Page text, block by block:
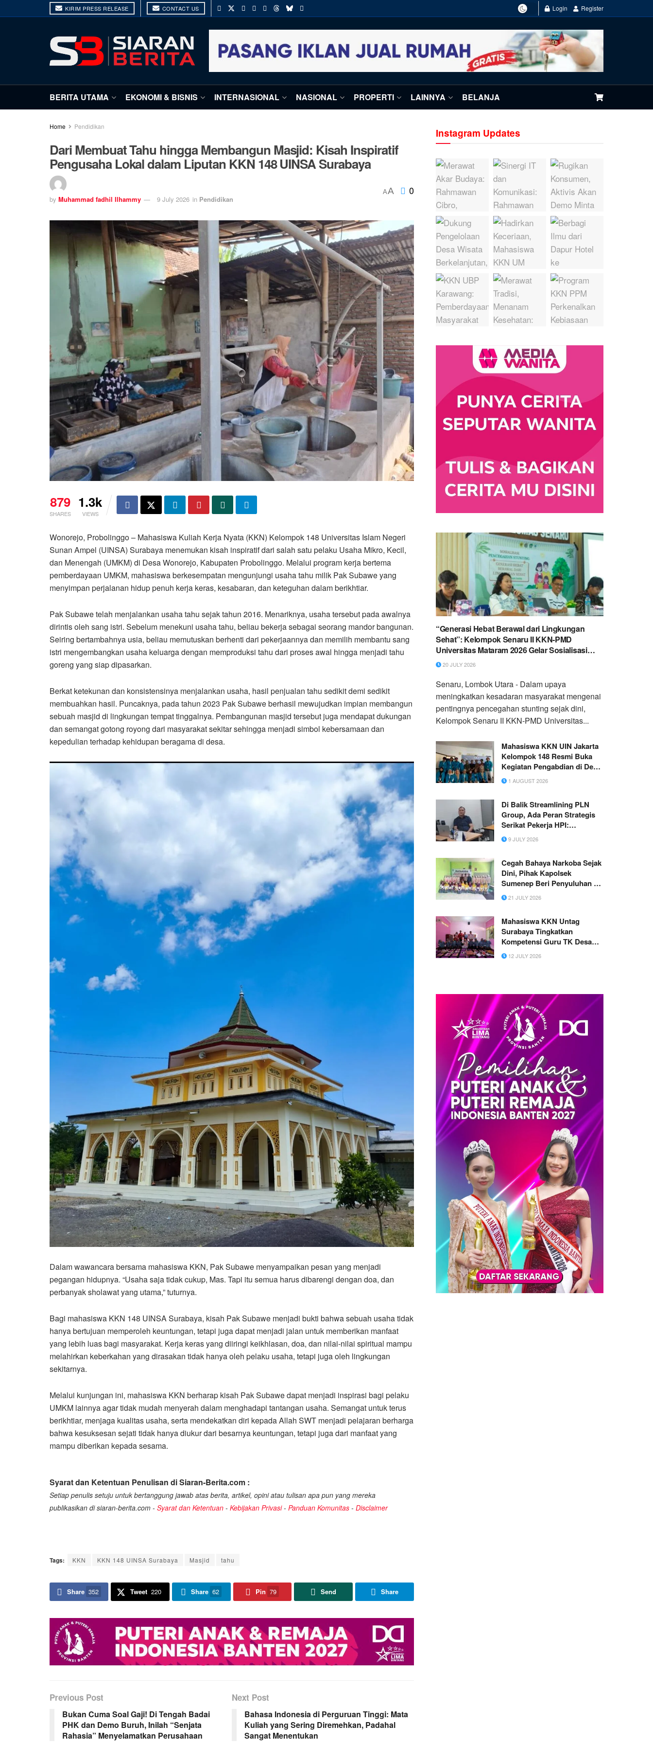
KIRIM PRESS RELEASE CONTACT US Login Register
BERITA UTAMA EKONOMI & BISNIS INTERNASIONAL NASIONAL PROPERTI LAINNYA BELANJA
Home Pendidikan
Dari Membuat Tahu hingga Membangun Masjid: Kisah Inspiratif
Pengusaha Lokal dalam Liputan KKN 148 UINSA Surabaya
by Muhammad fadhil Ilhammy 9 July 2026 in Pendidikan
AA 0
879
SHARES
1.3k
VIEWS
Wonorejo, Probolinggo – Mahasiswa Kuliah Kerja Nyata (KKN) Kelompok 148 Universitas Islam Negeri
Sunan Ampel (UINSA) Surabaya menemukan kisah inspiratif dari salah satu pelaku Usaha Mikro, Kecil,
dan Menengah (UMKM) di Desa Wonorejo, Kabupaten Probolinggo. Melalui program kerja bertema
pemberdayaan UMKM, mahasiswa berkesempatan mengunjungi usaha tahu milik Pak Subawe yang
menyimpan perjalanan hidup penuh kerja keras, kesabaran, dan keteguhan dalam berikhtiar.
Pak Subawe telah menjalankan usaha tahu sejak tahun 2016. Menariknya, usaha tersebut pada awalnya
dirintis oleh sang istri. Sebelum menekuni usaha tahu, beliau bekerja sebagai seorang mandor bangunan.
Seiring bertambahnya usia, beliau memutuskan berhenti dari pekerjaannya dan memilih membantu sang
istri mengembangkan usaha keluarga dengan memproduksi tahu dari proses awal hingga menjadi tahu
goreng yang siap dipasarkan.
Berkat ketekunan dan konsistensinya menjalankan usaha, hasil penjualan tahu sedikit demi sedikit
membuahkan hasil. Puncaknya, pada tahun 2023 Pak Subawe berhasil mewujudkan impian membangun
sebuah masjid di lingkungan tempat tinggalnya. Pembangunan masjid tersebut juga mendapat dukungan
dan semangat gotong royong dari masyarakat sekitar sehingga menjadi simbol kebersamaan dan
kepedulian terhadap kehidupan beragama di desa.
Dalam wawancara bersama mahasiswa KKN, Pak Subawe menyampaikan pesan yang menjadi
pegangan hidupnya. “Usaha saja tidak cukup, Mas. Tapi itu semua harus dibarengi dengan doa, dan
perbanyak sholawat yang utama,” tuturnya.
Bagi mahasiswa KKN 148 UINSA Surabaya, kisah Pak Subawe menjadi bukti bahwa sebuah usaha tidak
hanya bertujuan memperoleh keuntungan, tetapi juga dapat menjadi jalan untuk memberikan manfaat
yang lebih luas bagi masyarakat. Kerja keras yang diiringi keikhlasan, doa, dan nilai-nilai spiritual mampu
melahirkan keberkahan yang dirasakan tidak hanya oleh pelaku usaha, tetapi juga oleh lingkungan
sekitarnya.
Melalui kunjungan ini, mahasiswa KKN berharap kisah Pak Subawe dapat menjadi inspirasi bagi pelaku
UMKM lainnya agar tidak mudah menyerah dalam menghadapi tantangan usaha. Semangat untuk terus
berikhtiar, menjaga kualitas usaha, serta mendekatkan diri kepada Allah SWT menjadi pelajaran berharga
bahwa kesuksesan sejati tidak hanya diukur dari besarnya keuntungan, tetapi juga dari manfaat yang
mampu diberikan kepada sesama.
Syarat dan Ketentuan Penulisan di Siaran-Berita.com :
Setiap penulis setuju untuk bertanggung jawab atas berita, artikel, opini atau tulisan apa pun yang mereka
publikasikan di siaran-berita.com - Syarat dan Ketentuan - Kebijakan Privasi- Panduan Komunitas - Disclaimer
Tags: KKN KKN 148 UINSA Surabaya Masjid tahu
Share 352 Tweet 220 Share 62 Pin 79 Send Share
Previous Post
Bukan Cuma Soal Gaji! Di Tengah Badai
PHK dan Demo Buruh, Inilah “Senjata
Rahasia” Menyelamatkan Perusahaan
Next Post
Bahasa Indonesia di Perguruan Tinggi: Mata
Kuliah yang Sering Diremehkan, Padahal
Sangat Menentukan
Instagram Updates
“Generasi Hebat Berawal dari Lingkungan
Sehat”: Kelompok Senaru II KKN-PMD
Universitas Mataram 2026 Gelar Sosialisasi
Pencegahan Stunting di Desa Senaru
20 JULY 2026
Senaru, Lombok Utara - Dalam upaya
meningkatkan kesadaran masyarakat mengenai
pentingnya pencegahan stunting sejak dini,
Kelompok Senaru II KKN-PMD Universitas...
Mahasiswa KKN UIN Jakarta
Kelompok 148 Resmi Buka
Kegiatan Pengabdian di Desa
Cibunian
1 AUGUST 2026
Di Balik Streamlining PLN
Group, Ada Peran Strategis
Serikat Pekerja HPI:
Mengawal Transformasi,
Menjaga Kepentingan Negara
9 JULY 2026
Cegah Bahaya Narkoba Sejak
Dini, Pihak Kapolsek
Sumenep Beri Penyuluhan di
MATAMUDA MA Aqidah
Usymuni
21 JULY 2026
Mahasiswa KKN Untag
Surabaya Tingkatkan
Kompetensi Guru TK Desa
Lasem melalui Pelatihan
Modul Ajar Berbasis APE
12 JULY 2026